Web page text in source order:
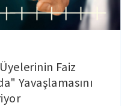
Faiz
Yavaşlamasını